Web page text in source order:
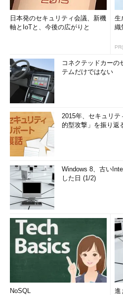
日本発のセキュリティ会議、新機
軸とIoTと、今後の広がりと
生
織
コネクテッドカーの
テムだけではない
2015年、セキュリ
的型攻撃」を振り返
Windows 8、古い
した日 (1/2)
NoSQL
進